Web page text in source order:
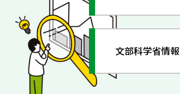
文部科学省情報